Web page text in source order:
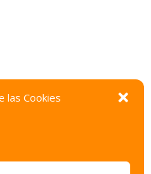
las Cookies